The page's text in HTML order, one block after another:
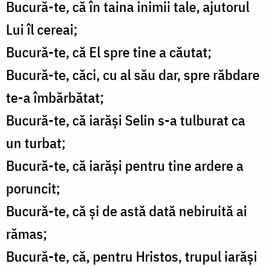
Bucură-te, că în taina inimii tale, ajutorul
Lui îl cereai;
Bucură-te, că El spre tine a căutat;
Bucură-te, căci, cu al său dar, spre răbdare
te-a îmbărbătat;
Bucură-te, că iarăşi Selin s-a tulburat ca
un turbat;
Bucură-te, că iarăşi pentru tine ardere a
poruncit;
Bucură-te, că şi de astă dată nebiruită ai
rămas;
Bucură-te, că, pentru Hristos, trupul iarăşi